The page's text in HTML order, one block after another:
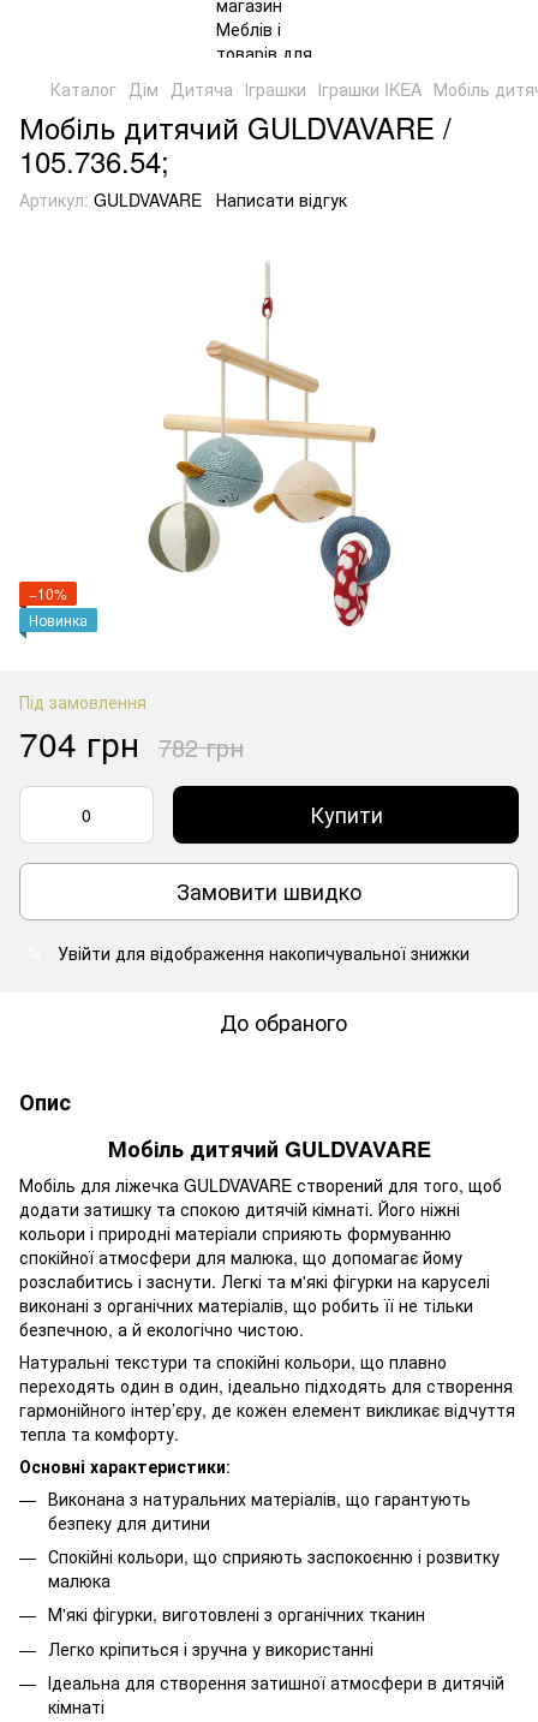
Каталог Дім Дитяча Іграшки Іграшки IKEA Мобіль
Мобіль дитячий GULDVAVARE /
105.736.54;
Артикул: GULDVAVARE Написати відгук
−10%
Новинка
Під замовлення
704 грн 782 грн
Купити
Замовити швидко
Увійти для відображення накопичувальної знижки
До обраного
Опис
Мобіль дитячий GULDVAVARE
Мобіль для ліжечка GULDVAVARE створений для того, щоб
додати затишку та спокою дитячій кімнаті. Його ніжні
кольори і природні матеріали сприяють формуванню
спокійної атмосфери для малюка, що допомагає йому
розслабитись і заснути. Легкі та м'які фігурки на каруселі
виконані з органічних матеріалів, що робить її не тільки
безпечною, а й екологічно чистою.
Натуральні текстури та спокійні кольори, що плавно
переходять один в один, ідеально підходять для створення
гармонійного інтер’єру, де кожен елемент викликає відчуття
тепла та комфорту.
Основні характеристики:
Виконана з натуральних матеріалів, що гарантують
безпеку для дитини
Спокійні кольори, що сприяють заспокоєнню і розвитку
малюка
М'які фігурки, виготовлені з органічних тканин
Легко кріпиться і зручна у використанні
Ідеальна для створення затишної атмосфери в дитячій
кімнаті